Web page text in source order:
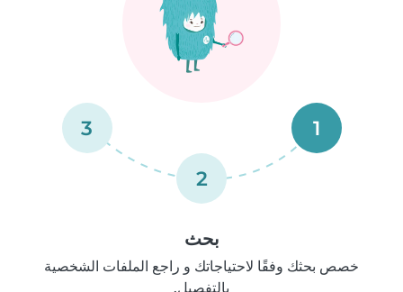
1
2
3
بحث
خصص بحثك وفقًا لاحتياجاتك و راجع الملفات الشخصية
بالتفصيل.